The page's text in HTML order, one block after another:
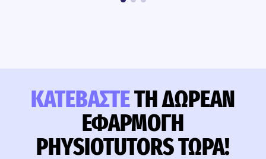
ΚΑΤΕΒΆΣΤΕΤΗ ΔΩΡΕΆΝ
ΕΦΑΡΜΟΓΉ
PHYSIOTUTORS ΤΏΡΑ!